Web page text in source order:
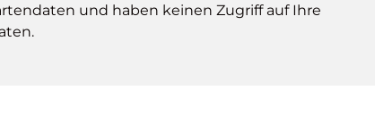
und haben keinen Zugriff auf Ihre